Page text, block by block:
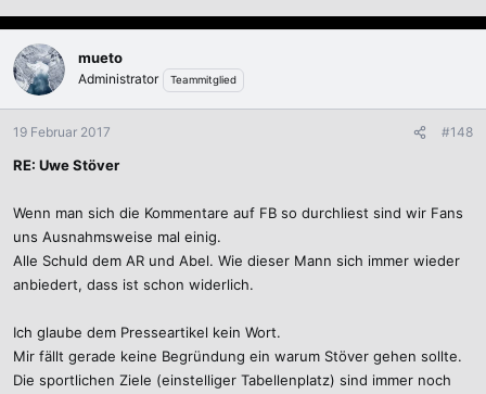
mueto
Administrator Teammitglied
19 Februar 2017 #148
RE: Uwe Stöver
Wenn man sich die Kommentare auf FB so durchliest sind wir Fans
uns Ausnahmsweise mal einig.
Alle Schuld dem AR und Abel. Wie dieser Mann sich immer wieder
anbiedert, dass ist schon widerlich.
Ich glaube dem Presseartikel kein Wort.
Mir fällt gerade keine Begründung ein warum Stöver gehen sollte.
Die sportlichen Ziele (einstelliger Tabellenplatz) sind immer noch